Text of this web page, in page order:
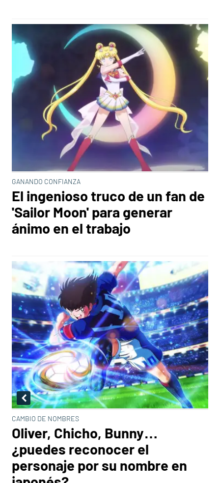
GANANDO CONFIANZA
El ingenioso truco de un fan de
'Sailor Moon' para generar
ánimo en el trabajo
CAMBIO DE NOMBRES
Oliver, Chicho, Bunny…
¿puedes reconocer el
personaje por su nombre en